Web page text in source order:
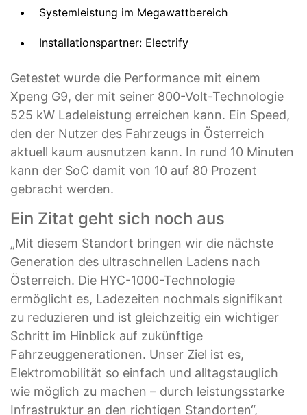
Systemleistung im Megawattbereich
Installationspartner: Electrify
Getestet wurde die Performance mit einem
Xpeng G9, der mit seiner 800-Volt-Technologie
525 kW Ladeleistung erreichen kann. Ein Speed,
den der Nutzer des Fahrzeugs in Österreich
aktuell kaum ausnutzen kann. In rund 10 Minuten
kann der SoC damit von 10 auf 80 Prozent
gebracht werden.
Ein Zitat geht sich noch aus
„Mit diesem Standort bringen wir die nächste
Generation des ultraschnellen Ladens nach
Österreich. Die HYC-1000-Technologie
ermöglicht es, Ladezeiten nochmals signifikant
zu reduzieren und ist gleichzeitig ein wichtiger
Schritt im Hinblick auf zukünftige
Fahrzeuggenerationen. Unser Ziel ist es,
Elektromobilität so einfach und alltagstauglich
wie möglich zu machen – durch leistungsstarke
Infrastruktur an den richtigen Standorten“,